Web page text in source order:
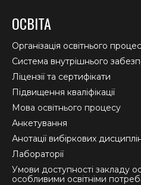
opens
in
new
window
opens
in
new
window
in
new
window
ОСВІТА
Організація освітнього
Система внутрішнього
Ліцензії та сертифікати
Підвищення кваліфікації
Мова освітнього процесу
Анкетування
Анотації вибіркових
Лабораторії
Умови доступності закладу
особливими освітніми